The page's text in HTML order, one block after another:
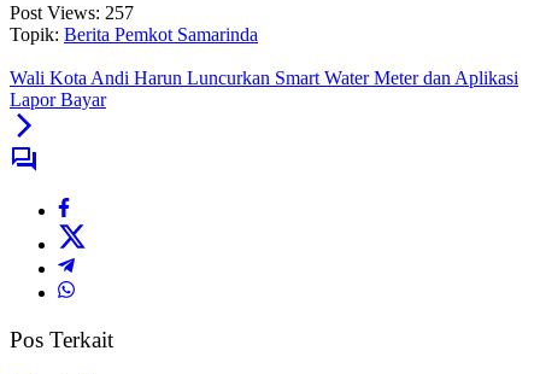
Post Views: 257
Topik: Berita Pemkot Samarinda
Wali Kota Andi Harun Luncurkan Smart Water Meter dan Aplikasi
Lapor Bayar
Pos Terkait